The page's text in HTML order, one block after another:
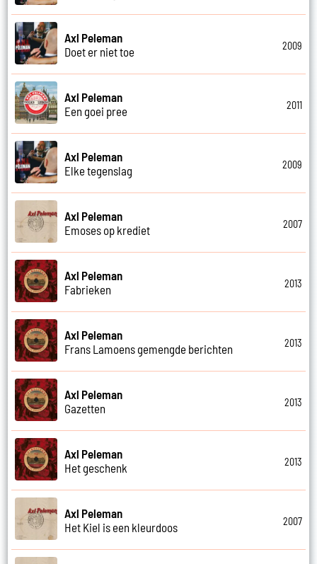
Axl Peleman
Doet er niet toe
2009
Axl Peleman
Een goei pree
2011
Axl Peleman
Elke tegenslag
2009
Axl Peleman
Emoses op krediet
2007
Axl Peleman
Fabrieken
2013
Axl Peleman
Frans Lamoens gemengde berichten
2013
Axl Peleman
Gazetten
2013
Axl Peleman
Het geschenk
2013
Axl Peleman
Het Kiel is een kleurdoos
2007